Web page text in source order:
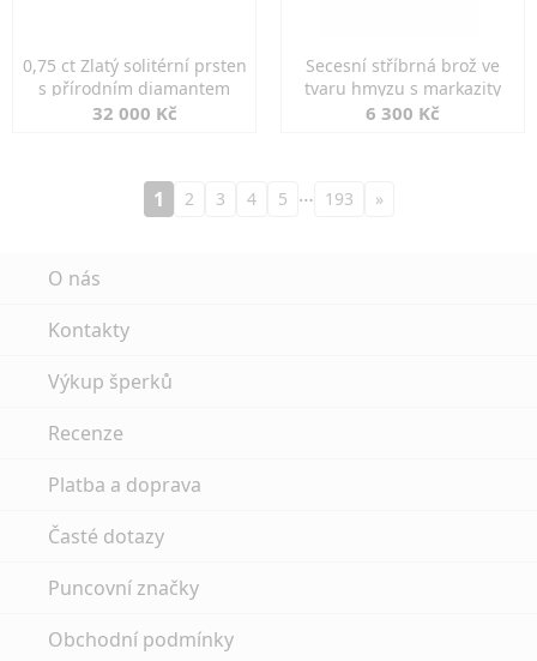
0,75 ct Zlatý solitérní prsten
s přírodním diamantem
32 000 Kč
Secesní stříbrná brož ve
tvaru hmyzu s markazity
6 300 Kč
1 2 3 4 5 … 193 »
O nás
Kontakty
Výkup šperků
Recenze
Platba a doprava
Časté dotazy
Puncovní značky
Obchodní podmínky